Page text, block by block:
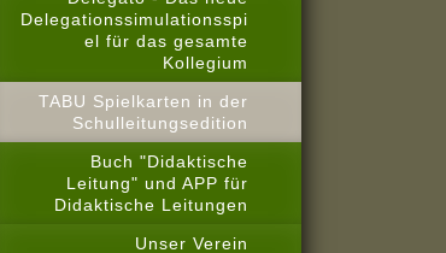
Delegationssimulationsspi
el für das gesamte
Kollegium
TABU Spielkarten in der
Schulleitungsedition
Buch "Didaktische
Leitung" und APP für
Didaktische Leitungen
Unser Verein